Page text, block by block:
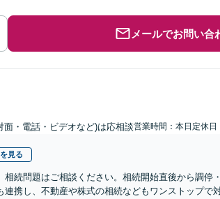
メールでお問い合
面・電話・ビデオなど)は応相談営業時間：本日定休日
見る
相続問題はご相談ください。相続開始直後から調停
携し、不動産や株式の相続などもワンストップで